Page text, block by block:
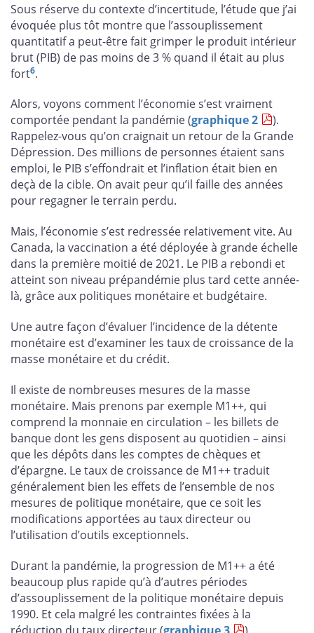
Sous réserve du contexte d’incertitude, l’étude que j’ai
évoquée plus tôt montre que l’assouplissement
quantitatif a peut-être fait grimper le produit intérieur
brut (PIB) de pas moins de 3 % quand il était au plus
fort6.
Alors, voyons comment l’économie s’est vraiment
comportée pendant la pandémie (graphique 2
).
Rappelez-vous qu’on craignait un retour de la Grande
Dépression. Des millions de personnes étaient sans
emploi, le PIB s’effondrait et l’inflation était bien en
deçà de la cible. On avait peur qu’il faille des années
pour regagner le terrain perdu.
Mais, l’économie s’est redressée relativement vite. Au
Canada, la vaccination a été déployée à grande échelle
dans la première moitié de 2021. Le PIB a rebondi et
atteint son niveau prépandémie plus tard cette année-
là, grâce aux politiques monétaire et budgétaire.
Une autre façon d’évaluer l’incidence de la détente
monétaire est d’examiner les taux de croissance de la
masse monétaire et du crédit.
Il existe de nombreuses mesures de la masse
monétaire. Mais prenons par exemple M1++, qui
comprend la monnaie en circulation – les billets de
banque dont les gens disposent au quotidien – ainsi
que les dépôts dans les comptes de chèques et
d’épargne. Le taux de croissance de M1++ traduit
généralement bien les effets de l’ensemble de nos
mesures de politique monétaire, que ce soit les
modifications apportées au taux directeur ou
l’utilisation d’outils exceptionnels.
Durant la pandémie, la progression de M1++ a été
beaucoup plus rapide qu’à d’autres périodes
d’assouplissement de la politique monétaire depuis
1990. Et cela malgré les contraintes fixées à la
réduction du taux directeur (graphique 3 ).